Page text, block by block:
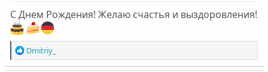
С Днем Рождения! Желаю счастья и выздоровления!
Р
е
Dmitriy_